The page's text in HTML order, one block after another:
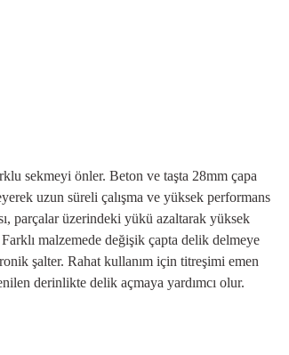
sekmeyi önler. Beton ve taşta 28mm çapa
uzun süreli çalışma ve yüksek performans
parçalar üzerindeki yükü azaltarak yüksek
malzemede değişik çapta delik delmeye
şalter. Rahat kullanım için titreşimi emen
derinlikte delik açmaya yardımcı olur.